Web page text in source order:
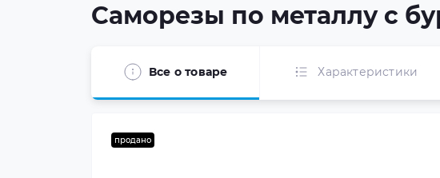
Саморезы по металлу с
Все о товаре Характеристики
продано